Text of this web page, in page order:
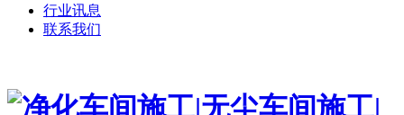
行业讯息
联系我们